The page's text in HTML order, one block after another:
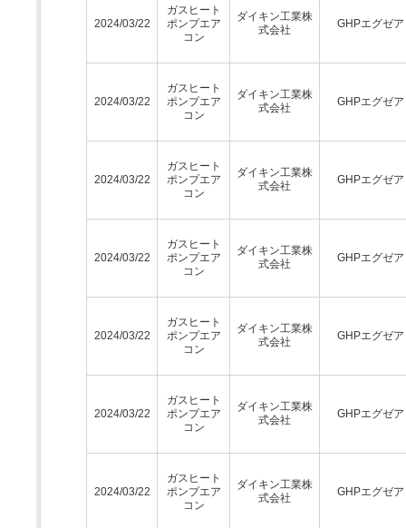
2024/03/22
ガスヒート
ポンプエア
コン
ダイキン工業株
式会社
GHPエグゼ
2024/03/22
ガスヒート
ポンプエア
コン
ダイキン工業株
式会社
GHPエグゼ
2024/03/22
ガスヒート
ポンプエア
コン
ダイキン工業株
式会社
GHPエグゼ
2024/03/22
ガスヒート
ポンプエア
コン
ダイキン工業株
式会社
GHPエグゼ
2024/03/22
ガスヒート
ポンプエア
コン
ダイキン工業株
式会社
GHPエグゼ
2024/03/22
ガスヒート
ポンプエア
コン
ダイキン工業株
式会社
GHPエグゼ
2024/03/22
ガスヒート
ポンプエア
コン
ダイキン工業株
式会社
GHPエグゼ